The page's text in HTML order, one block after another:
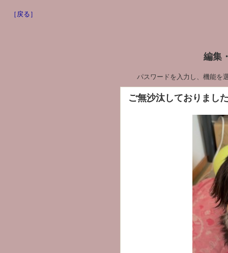
［戻る］
編集
パスワードを入力し、機能を
ご無沙汰しておりまし